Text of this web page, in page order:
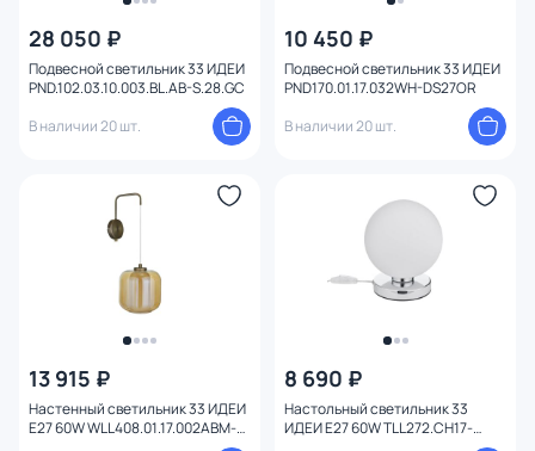
28 050 ₽
Подвесной светильник 33 ИДЕИ
PND.102.03.10.003.BL.AB-S.28.GC
В наличии 20 шт.
10 450 ₽
Подвесной светильник 33 ИДЕИ
PND170.01.17.032WH-DS27OR
В наличии 20 шт.
13 915 ₽
Настенный светильник 33 ИДЕИ
Е27 60W WLL408.01.17.002ABM-
8 690 ₽
Настольный светильник 33
ИДЕИ Е27 60W TLL272.CH17-